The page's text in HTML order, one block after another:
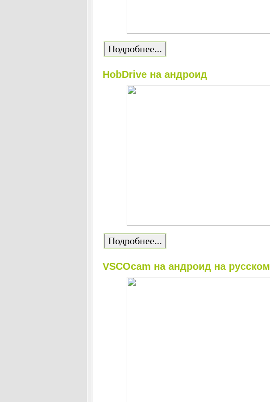
Подробнее...
HobDrive на андроид
Подробнее...
VSCOcam на андроид на русском